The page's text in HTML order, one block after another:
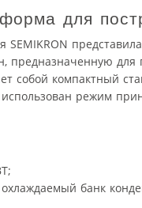
для
SEMIKRON
предназначенную
собой компактный
режим
банк